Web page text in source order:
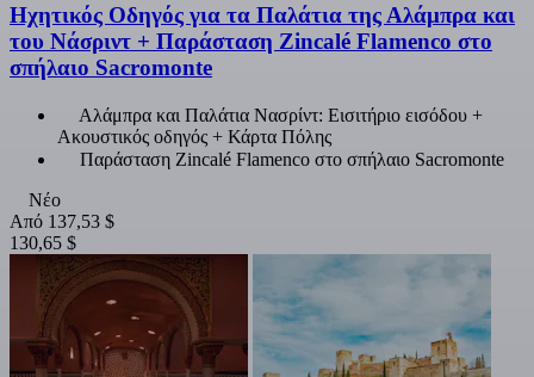
Ηχητικός Οδηγός για τα Παλάτια της Αλάμπρα και
του Νάσριντ + Παράσταση Zincalé Flamenco στο
σπήλαιο Sacromonte
Αλάμπρα και Παλάτια Νασρίντ: Εισιτήριο εισόδου +
Ακουστικός οδηγός + Κάρτα Πόλης
Παράσταση Zincalé Flamenco στο σπήλαιο Sacromonte
Νέο
Από 137,53 $
130,65 $